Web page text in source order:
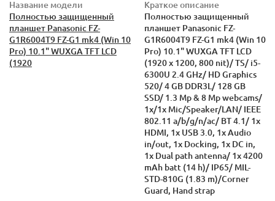
Название модели
Полностью защищенный
планшет Panasonic FZ-
G1R6004T9 FZ-G1 mk4 (Win 10
Pro) 10.1" WUXGA TFT LCD
(1920
Краткое описание
Полностью защищенный
планшет Panasonic FZ-
G1R6004T9 FZ-G1 mk4 (Win 10
Pro) 10.1" WUXGA TFT LCD
(1920 x 1200, 800 nit)/ TS/ i5-
6300U 2.4 GHz/ HD Graphics
520/ 4 GB DDR3L/ 128 GB
SSD/ 1.3 Mp & 8 Mp webcams/
1x/1x Mic/Speaker/LAN/ IEEE
802.11 a/b/g/n/ac/ BT 4.1/ 1x
HDMI, 1x USB 3.0, 1x Audio
in/out, 1x Docking, 1x DC in,
1x Dual path antenna/ 1x 4200
mAh batt (14 h)/ IP65/ MIL-
STD-810G (1.83 m)/Corner
Guard, Hand strap